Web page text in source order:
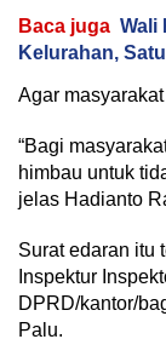
Baca juga Wali
Kelurahan,
Agar
“Bagi
himbau untuk
jelas Hadianto
Surat edaran itu
Inspektur
DPRD/kantor/
Palu.